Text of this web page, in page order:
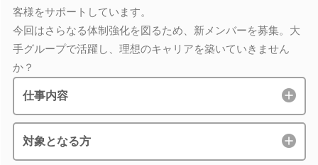
客様をサポートしています。
今回はさらなる体制強化を図るため、新メンバーを募集。大
手グループで活躍し、理想のキャリアを築いていきません
か？
仕事内容
対象となる方